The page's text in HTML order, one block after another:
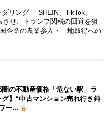
リング” SHEIN、TikTok、
せ、トランプ関税の回避を狙
企業の農業参入・土地取得への
圏の不動産価格「危ない駅」ラ
グ】“中古マンション売れ行き鈍
ー…